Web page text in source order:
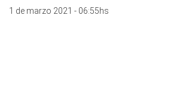
1 de marzo 2021 - 06:55hs